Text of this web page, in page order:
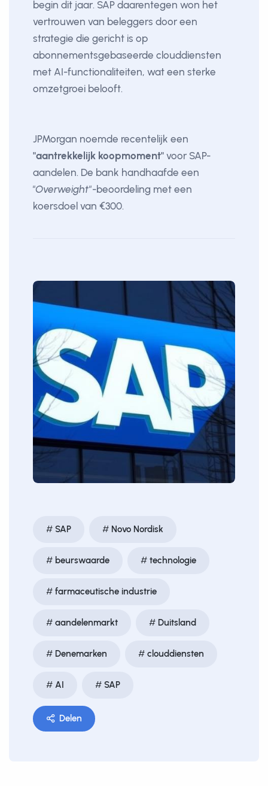
begin dit jaar. SAP daarentegen won het
vertrouwen van beleggers door een
strategie die gericht is op
abonnementsgebaseerde clouddiensten
met AI-functionaliteiten, wat een sterke
omzetgroei belooft.
JPMorgan noemde recentelijk een
"aantrekkelijk koopmoment" voor SAP-
aandelen. De bank handhaafde een
"Overweight"-beoordeling met een
koersdoel van €300.
SAP Novo Nordisk
beurswaarde technologie
farmaceutische industrie
aandelenmarkt Duitsland
Denemarken clouddiensten
AI SAP
Delen